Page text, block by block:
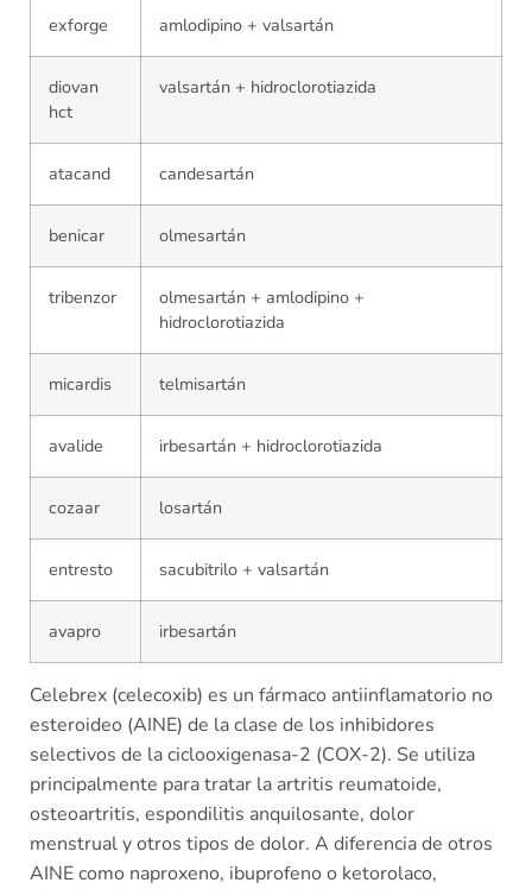
exforge amlodipino + valsartán
diovan
hct
valsartán + hidroclorotiazida
atacand candesartán
benicar olmesartán
tribenzor
olmesartán + amlodipino +
hidroclorotiazida
micardis telmisartán
avalide irbesartán + hidroclorotiazida
cozaar losartán
entresto sacubitrilo + valsartán
avapro irbesartán
Celebrex (celecoxib) es un fármaco antiinflamatorio no
esteroideo (AINE) de la clase de los inhibidores
selectivos de la ciclooxigenasa-2 (COX-2). Se utiliza
principalmente para tratar la artritis reumatoide,
osteoartritis, espondilitis anquilosante, dolor
menstrual y otros tipos de dolor. A diferencia de otros
AINE como naproxeno, ibuprofeno o ketorolaco,